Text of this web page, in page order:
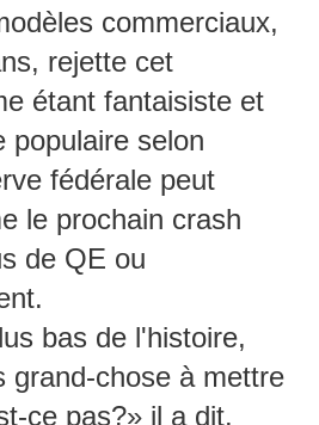
commerciaux,
rejette cet
étant fantaisiste et
populaire selon
fédérale peut
le prochain crash
de QE ou
bas de l'histoire,
grand-chose à mettre
ce pas?» il a dit.